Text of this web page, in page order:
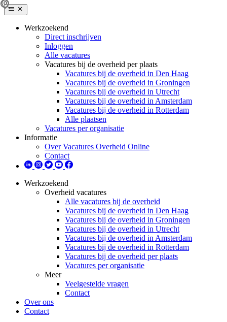
Werkzoekend
Direct inschrijven
Inloggen
Alle vacatures
Vacatures bij de overheid per plaats
Vacatures bij de overheid in Den Haag
Vacatures bij de overheid in Groningen
Vacatures bij de overheid in Utrecht
Vacatures bij de overheid in Amsterdam
Vacatures bij de overheid in Rotterdam
Alle plaatsen
Vacatures per organisatie
Informatie
Over Vacatures Overheid Online
Contact
Werkzoekend
Overheid vacatures
Alle vacatures bij de overheid
Vacatures bij de overheid in Den Haag
Vacatures bij de overheid in Groningen
Vacatures bij de overheid in Utrecht
Vacatures bij de overheid in Amsterdam
Vacatures bij de overheid in Rotterdam
Vacatures bij de overheid per plaats
Vacatures per organisatie
Meer
Veelgestelde vragen
Contact
Over ons
Contact